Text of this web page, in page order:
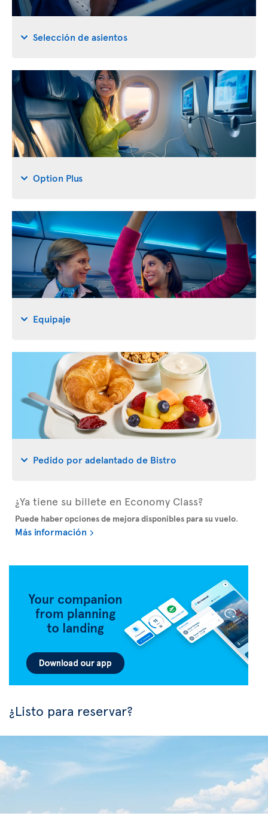
Selección de asientos
Option Plus
Equipaje
Pedido por adelantado de Bistro
¿Ya tiene su billete en Economy Class?
Puede haber opciones de mejora disponibles para su vuelo.
Más información
¿Listo para reservar?